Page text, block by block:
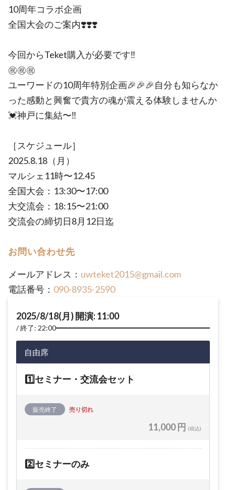
10周年コラボ企画
全国大会のご案内❣️❣️❣️
今回からTeket購入が必要です‼️
㊗️㊗️㊗️
ユーワードの10周年特別企画🎉🎉🎉自分も知らなか
った感動と興奮で貴方の魂が震える体験しませんか
💓神戸に集結〜‼️
［スケジュール］
2025.8.18（月）
マルシェ11時〜12.45
全国大会：13:30〜17:00
大交流会：18:15〜21:00
交流会の締切日8月12日迄
お問い合わせ先
メールアドレス： uwteket2015@gmail.com
電話番号： 090-8935-2590
2025/8/18(月) 開演: 11:00
終了: 22:00
自由席
1️⃣セミナー・交流会セット
販売終了 売り切れ
11,000 円 (税込)
2️⃣セミナーのみ